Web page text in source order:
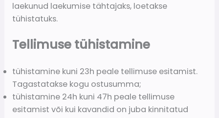
laekunud laekumise tähtajaks, loetakse
tühistatuks.
Tellimuse tühistamine
tühistamine kuni 23h peale tellimuse esitamist.
Tagastatakse kogu ostusumma;
tühistamine 24h kuni 47h peale tellimuse
esitamist või kui kavandid on juba kinnitatud